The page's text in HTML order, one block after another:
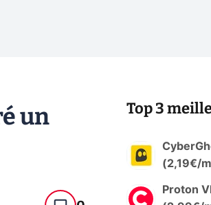
un
Top 3
(2,19€/
Proton